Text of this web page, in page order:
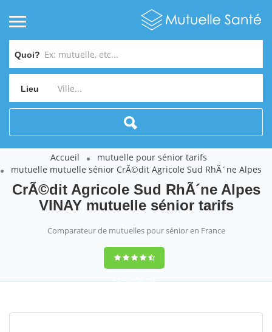
Quoi?
Lieu
Accueil
mutuelle pour sénior tarifs
mutuelle mutuelle sénior CrÃ©dit Agricole Sud RhÃ´ne Alpes
CrÃ©dit Agricole Sud RhÃ´ne Alpes
VINAY mutuelle sénior tarifs
Comparateur de mutuelles pour sénior en France
9,2(100%)452